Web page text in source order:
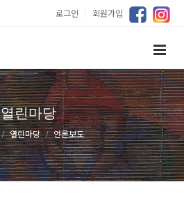
로그인 ｜ 회원가입
열린마당
열린마당 언론보도